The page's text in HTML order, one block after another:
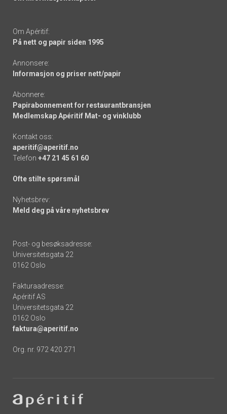
Om Apéritif:
På nett og papir siden 1995
Annonsere:
Informasjon og priser nett/papir
Abonnere:
Papirabonnement for restaurantbransjen
Medlemskap Apéritif Mat- og vinklubb
Kontakt oss:
aperitif@aperitif.no
Telefon +47 21 45 61 60
Ofte stilte spørsmål
Nyhetsbrev:
Meld deg på våre nyhetsbrev
Post- og besøksadresse:
Universitetsgata 22
0162 Oslo
Fakturaadresse:
Apéritif AS
Universitetsgata 22
0162 Oslo
faktura@aperitif.no
Org. nr. 972 420 271
-